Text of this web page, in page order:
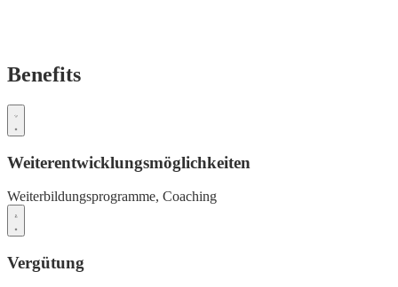
Benefits
Weiterentwicklungsmöglichkeiten
Weiterbildungsprogramme, Coaching
Vergütung